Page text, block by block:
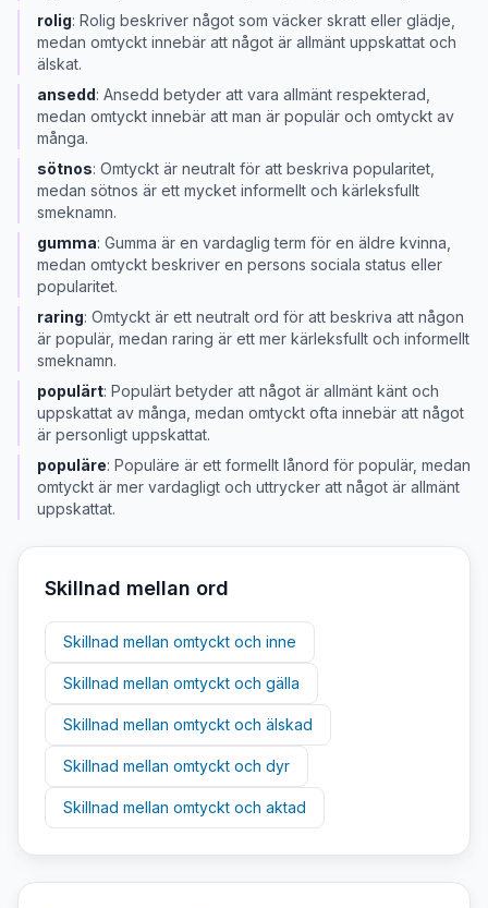
rolig: Rolig beskriver något som väcker skratt eller glädje,
medan omtyckt innebär att något är allmänt uppskattat och
älskat.
ansedd: Ansedd betyder att vara allmänt respekterad,
medan omtyckt innebär att man är populär och omtyckt av
många.
sötnos: Omtyckt är neutralt för att beskriva popularitet,
medan sötnos är ett mycket informellt och kärleksfullt
smeknamn.
gumma: Gumma är en vardaglig term för en äldre kvinna,
medan omtyckt beskriver en persons sociala status eller
popularitet.
raring: Omtyckt är ett neutralt ord för att beskriva att någon
är populär, medan raring är ett mer kärleksfullt och informellt
smeknamn.
populärt: Populärt betyder att något är allmänt känt och
uppskattat av många, medan omtyckt ofta innebär att något
är personligt uppskattat.
populäre: Populäre är ett formellt lånord för populär, medan
omtyckt är mer vardagligt och uttrycker att något är allmänt
uppskattat.
Skillnad mellan ord
Skillnad mellan omtyckt och inne
Skillnad mellan omtyckt och gälla
Skillnad mellan omtyckt och älskad
Skillnad mellan omtyckt och dyr
Skillnad mellan omtyckt och aktad